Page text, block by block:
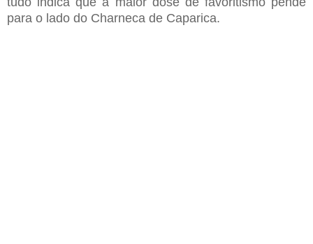
para o lado do Charneca de Caparica.